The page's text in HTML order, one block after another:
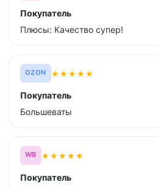
Покупатель
Плюсы: Качество супер!
OZON ★★★★★
Покупатель
Большеваты
WB ★★★★★
Покупатель